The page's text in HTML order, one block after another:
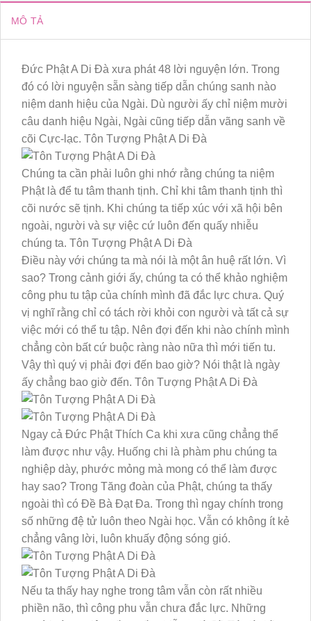
MÔ TẢ
Đức Phật A Di Đà xưa phát 48 lời nguyện lớn. Trong
đó có lời nguyện sẵn sàng tiếp dẫn chúng sanh nào
niệm danh hiệu của Ngài. Dù người ấy chỉ niệm mười
câu danh hiệu Ngài, Ngài cũng tiếp dẫn vãng sanh về
cõi Cực-lạc. Tôn Tượng Phật A Di Đà
Chúng ta cần phải luôn ghi nhớ rằng chúng ta niệm
Phật là để tu tâm thanh tịnh. Chỉ khi tâm thanh tịnh thì
cõi nước sẽ tịnh. Khi chúng ta tiếp xúc với xã hội bên
ngoài, người và sự việc cứ luôn đến quấy nhiễu
chúng ta. Tôn Tượng Phật A Di Đà
Điều này với chúng ta mà nói là một ân huệ rất lớn. Vì
sao? Trong cảnh giới ấy, chúng ta có thể khảo nghiệm
công phu tu tập của chính mình đã đắc lực chưa. Quý
vị nghĩ rằng chỉ có tách rời khỏi con người và tất cả sự
việc mới có thể tu tập. Nên đợi đến khi nào chính mình
chẳng còn bất cứ buộc ràng nào nữa thì mới tiến tu.
Vậy thì quý vị phải đợi đến bao giờ? Nói thật là ngày
ấy chẳng bao giờ đến. Tôn Tượng Phật A Di Đà
Ngay cả Đức Phật Thích Ca khi xưa cũng chẳng thể
làm được như vậy. Huống chi là phàm phu chúng ta
nghiệp dày, phước mỏng mà mong có thể làm được
hay sao? Trong Tăng đoàn của Phật, chúng ta thấy
ngoài thì có Đề Bà Đạt Đa. Trong thì ngay chính trong
số những đệ tử luôn theo Ngài học. Vẫn có không ít kẻ
chẳng vâng lời, luôn khuấy động sóng gió.
Nếu ta thấy hay nghe trong tâm vẫn còn rất nhiều
phiền não, thì công phu vẫn chưa đắc lực. Những